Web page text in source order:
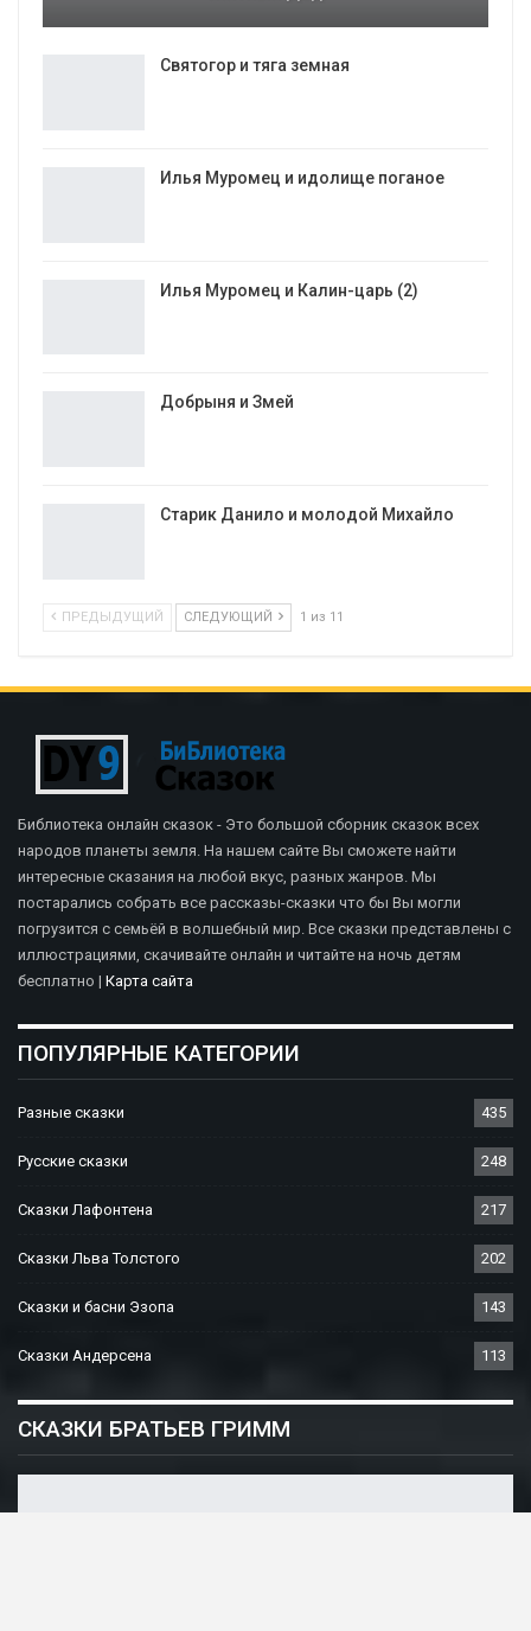
Святогор и тяга земная
Илья Муромец и идолище поганое
Илья Муромец и Калин-царь (2)
Добрыня и Змей
Старик Данило и молодой Михайло
ПРЕДЫДУЩИЙ СЛЕДУЮЩИЙ 1 из 11
Библиотека онлайн сказок - Это большой сборник сказок всех
народов планеты земля. На нашем сайте Вы сможете найти
интересные сказания на любой вкус, разных жанров. Мы
постарались собрать все рассказы-сказки что бы Вы могли
погрузится с семьёй в волшебный мир. Все сказки представлены с
иллюстрациями, скачивайте онлайн и читайте на ночь детям
бесплатно | Карта сайта
ПОПУЛЯРНЫЕ КАТЕГОРИИ
Разные сказки 435
Русские сказки 248
Сказки Лафонтена 217
Сказки Льва Толстого 202
Сказки и басни Эзопа 143
Сказки Андерсена 113
СКАЗКИ БРАТЬЕВ ГРИММ